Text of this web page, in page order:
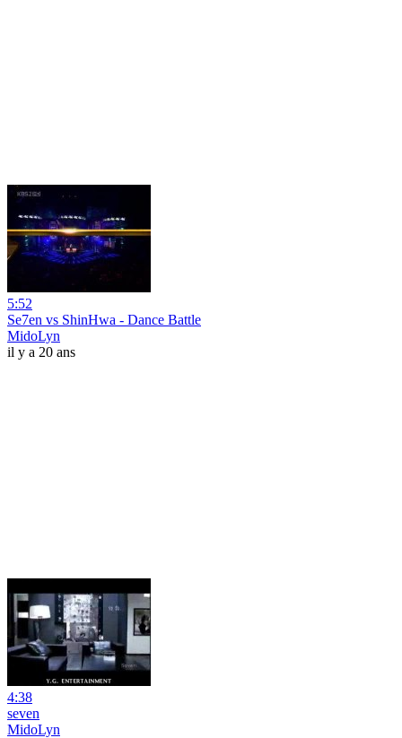
5:52
Se7en vs ShinHwa - Dance Battle
MidoLyn
il y a 20 ans
4:38
seven
MidoLyn